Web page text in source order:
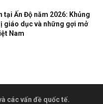
tại Ấn Độ năm 2026: Khủng
giáo dục và những gợi mở
Nam
các vấn đề quốc tế.